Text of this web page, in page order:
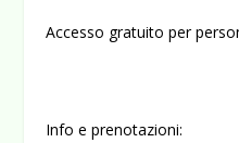
Accesso gratuito per
Info e prenotazioni: